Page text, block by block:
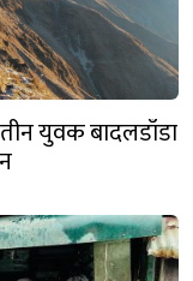
तीन युवक बादलडाँडा